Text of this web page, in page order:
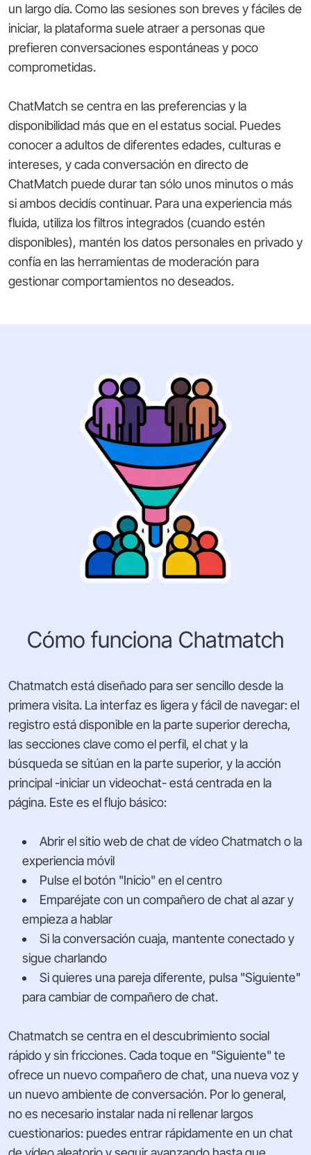
un largo día. Como las sesiones son breves y fáciles de
iniciar, la plataforma suele atraer a personas que
prefieren conversaciones espontáneas y poco
comprometidas.
ChatMatch se centra en las preferencias y la
disponibilidad más que en el estatus social. Puedes
conocer a adultos de diferentes edades, culturas e
intereses, y cada conversación en directo de
ChatMatch puede durar tan sólo unos minutos o más
si ambos decidís continuar. Para una experiencia más
fluida, utiliza los filtros integrados (cuando estén
disponibles), mantén los datos personales en privado y
confía en las herramientas de moderación para
gestionar comportamientos no deseados.
Cómo funciona Chatmatch
Chatmatch está diseñado para ser sencillo desde la
primera visita. La interfaz es ligera y fácil de navegar: el
registro está disponible en la parte superior derecha,
las secciones clave como el perfil, el chat y la
búsqueda se sitúan en la parte superior, y la acción
principal -iniciar un videochat- está centrada en la
página. Este es el flujo básico:
Abrir el sitio web de chat de vídeo Chatmatch o la
experiencia móvil
Pulse el botón "Inicio" en el centro
Emparéjate con un compañero de chat al azar y
empieza a hablar
Si la conversación cuaja, mantente conectado y
sigue charlando
Si quieres una pareja diferente, pulsa "Siguiente"
para cambiar de compañero de chat.
Chatmatch se centra en el descubrimiento social
rápido y sin fricciones. Cada toque en "Siguiente" te
ofrece un nuevo compañero de chat, una nueva voz y
un nuevo ambiente de conversación. Por lo general,
no es necesario instalar nada ni rellenar largos
cuestionarios: puedes entrar rápidamente en un chat